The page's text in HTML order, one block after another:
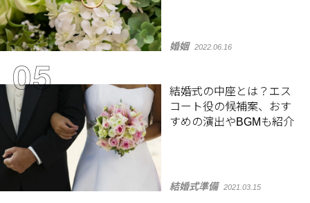
婚姻 2022.06.16
結婚式の中座とは？エス
コート役の候補案、おす
すめの演出やBGMも紹介
結婚式準備 2021.03.15